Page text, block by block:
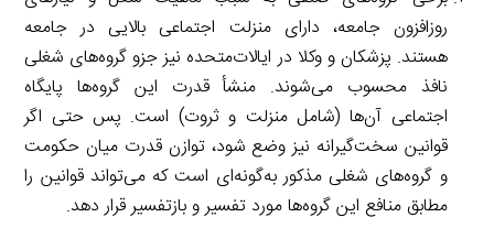
روزافزون جامعه، دارای منزلت اجتماعی بالایی در جامعه
هستند. پزشکان و وکلا در ایالات‌متحده نیز جزو گروه‌های شغلی
نافذ محسوب می‌شوند. منشأ قدرت این گروه‌ها پایگاه
اجتماعی آن‌ها (شامل منزلت و ثروت) است. پس حتی اگر
قوانین سخت‌گیرانه نیز وضع شود، توازن قدرت میان حکومت
و گروه‌های شغلی مذکور به‌گونه‌ای است که می‌تواند قوانین را
مطابق منافع این گروه‌ها مورد تفسیر و بازتفسیر قرار دهد.